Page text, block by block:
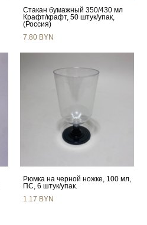
Стакан бумажный 350/430 мл
Крафт/крафт, 50 штук/упак,
(Россия)
7.80 BYN
Рюмка на черной ножке, 100 мл,
ПС, 6 штук/упак.
1.17 BYN